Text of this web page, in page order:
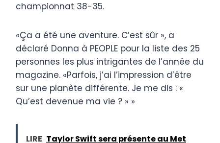
championnat 38-35.
«Ça a été une aventure. C’est sûr », a
déclaré Donna à PEOPLE pour la liste des 25
personnes les plus intrigantes de l’année du
magazine. «Parfois, j’ai l’impression d’être
sur une planète différente. Je me dis : «
Qu’est devenue ma vie ? » »
LIRE Taylor Swift sera présente au Met